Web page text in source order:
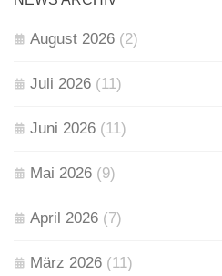
August 2026 (2)
Juli 2026 (11)
Juni 2026 (11)
Mai 2026 (9)
April 2026 (7)
März 2026 (11)